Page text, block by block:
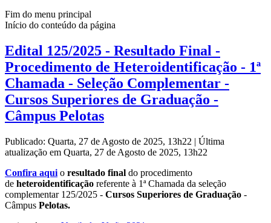
Fim do menu principal
Início do conteúdo da página
Edital 125/2025 - Resultado Final -
Procedimento de Heteroidentificação - 1ª
Chamada - Seleção Complementar -
Cursos Superiores de Graduação -
Câmpus Pelotas
Publicado: Quarta, 27 de Agosto de 2025, 13h22 | Última
atualização em Quarta, 27 de Agosto de 2025, 13h22
Confira aqui o resultado final do procedimento
de heteroidentificação referente à 1ª Chamada da seleção
complementar 125/2025 - Cursos Superiores de Graduação -
Câmpus Pelotas.